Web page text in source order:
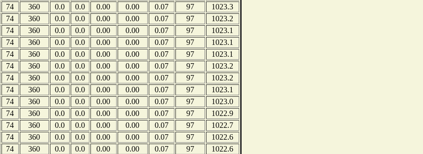
74 360 0.0 0.0 0.00 0.00 0.07 97
1023.3
74 360 0.0 0.0 0.00 0.00 0.07 97
1023.2
74 360 0.0 0.0 0.00 0.00 0.07 97
1023.1
74 360 0.0 0.0 0.00 0.00 0.07 97
1023.1
74 360 0.0 0.0 0.00 0.00 0.07 97
1023.1
74 360 0.0 0.0 0.00 0.00 0.07 97
1023.2
74 360 0.0 0.0 0.00 0.00 0.07 97
1023.2
74 360 0.0 0.0 0.00 0.00 0.07 97
1023.1
74 360 0.0 0.0 0.00 0.00 0.07 97
1023.0
74 360 0.0 0.0 0.00 0.00 0.07 97
1022.9
74 360 0.0 0.0 0.00 0.00 0.07 97
1022.7
74 360 0.0 0.0 0.00 0.00 0.07 97
1022.6
74 360 0.0 0.0 0.00 0.00 0.07 97
1022.6